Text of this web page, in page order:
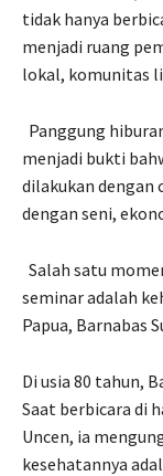
tidak hanya
menjadi ruang
lokal, komunitas
Panggung
menjadi bukti
dilakukan dengan
dengan seni,
Salah satu
seminar adalah
Papua, Barnabas
Di usia 80 tahun,
Saat berbicara di
Uncen, ia
kesehatannya